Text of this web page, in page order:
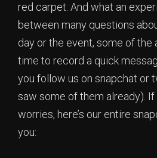
red carpet. And what an
between many questions
day or the event, some of
time to record a quick
you follow us on snapchat or
saw some of them already).
worries, here’s our entire
you: